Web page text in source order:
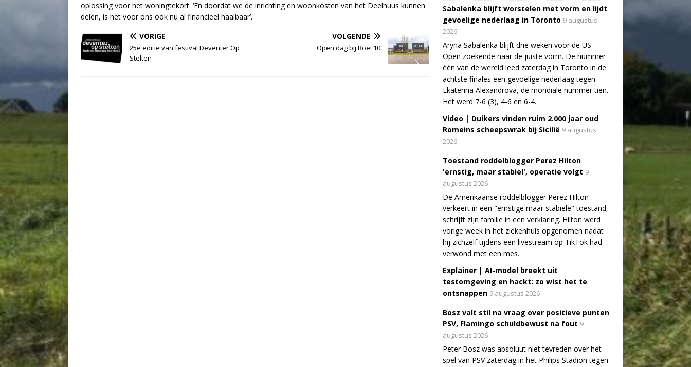
oplossing voor het woningtekort. ‘En doordat we de inrichting en woonkosten van het Deelhuus kunnen
delen, is het voor ons ook nu al financieel haalbaar’.
VORIGE
25e editie van festival Deventer Op
Stelten
VOLGENDE
Open dag bij Boei 10
Sabalenka blijft worstelen met vorm en lijdt
gevoelige nederlaag in Toronto 9 augustus
2026
Aryna Sabalenka blijft drie weken voor de US
Open zoekende naar de juiste vorm. De nummer
één van de wereld leed zaterdag in Toronto in de
achtste finales een gevoelige nederlaag tegen
Ekaterina Alexandrova, de mondiale nummer tien.
Het werd 7-6 (3), 4-6 en 6-4.
Video | Duikers vinden ruim 2.000 jaar oud
Romeins scheepswrak bij Sicilië 9 augustus
2026
Toestand roddelblogger Perez Hilton
'ernstig, maar stabiel', operatie volgt 9
augustus 2026
De Amerikaanse roddelblogger Perez Hilton
verkeert in een "ernstige maar stabiele" toestand,
schrijft zijn familie in een verklaring. Hilton werd
vorige week in het ziekenhuis opgenomen nadat
hij zichzelf tijdens een livestream op TikTok had
verwond met een mes.
Explainer | AI-model breekt uit
testomgeving en hackt: zo wist het te
ontsnappen 9 augustus 2026
Bosz valt stil na vraag over positieve punten
PSV, Flamingo schuldbewust na fout 9
augustus 2026
Peter Bosz was absoluut niet tevreden over het
spel van PSV zaterdag in het Philips Stadion tegen